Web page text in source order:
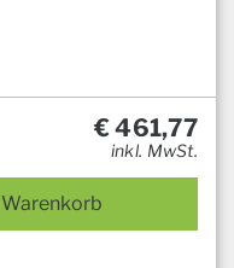
€461,77
inkl. MwSt.
Warenkorb